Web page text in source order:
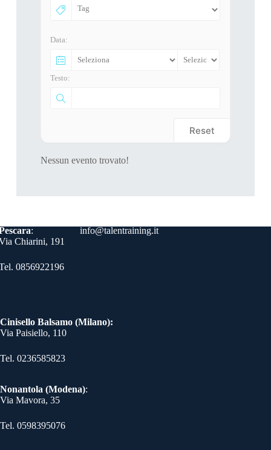
Data:
Testo:
Reset
Nessun evento trovato!
info@talentraining.it
:
Chiarini, 191
0856922196
Cinisello Balsamo (Milano):
Via Paisiello, 110
Tel. 0236585823​
Nonantola (Modena):
Via Mavora, 35
Tel. 0598395076​